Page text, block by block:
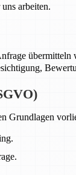
arbeiten.
Grundlagen